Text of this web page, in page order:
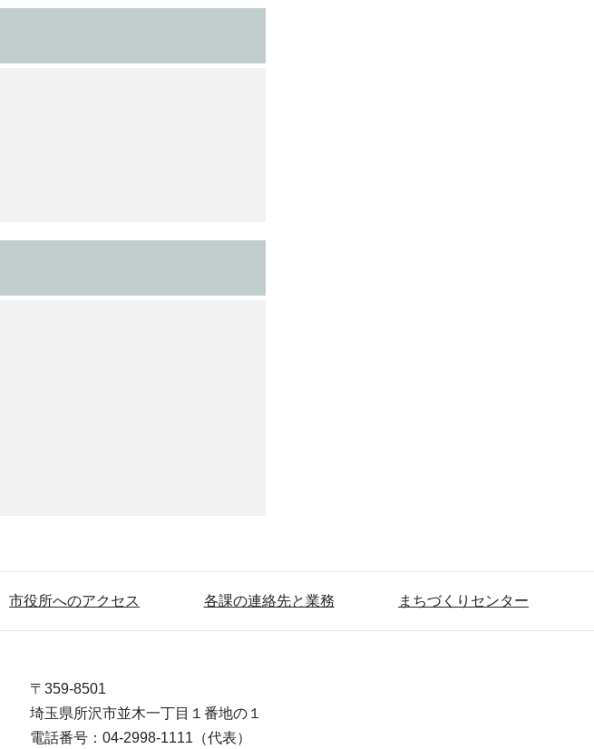
市役所へのアクセス 各課の連絡先と業務 まちづくりセンター
〒359-8501
埼玉県所沢市並木一丁目１番地の１
電話番号：04-2998-1111（代表）